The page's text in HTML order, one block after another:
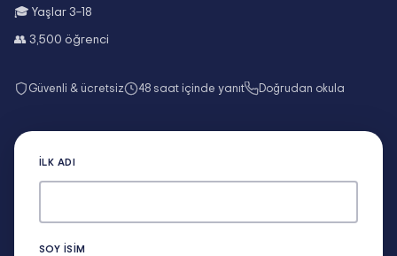
🎓 Yaşlar 3–18
👥 3,500 öğrenci
Güvenli & ücretsiz 48 saat içinde yanıt Doğrudan okula
İLK ADI
SOY ISIM